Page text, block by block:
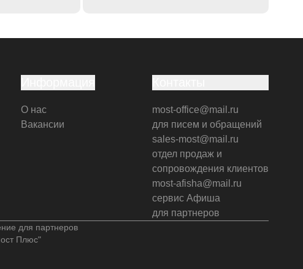
О нас
Вакансии
most-office@mail.ru
для писем и обращений
sales-most@mail.ru
отдел продаж и
сопровождения клиентов
most-afisha@mail.ru
сервис Афиша
для партнеров
для партнеров
Плюс"